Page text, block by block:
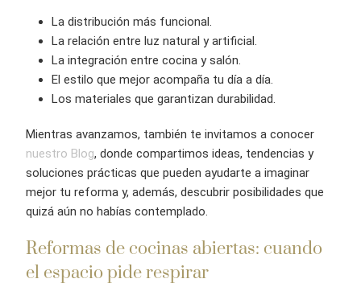
La distribución más funcional.
La relación entre luz natural y artificial.
La integración entre cocina y salón.
El estilo que mejor acompaña tu día a día.
Los materiales que garantizan durabilidad.
Mientras avanzamos, también te invitamos a conocer
nuestro Blog, donde compartimos ideas, tendencias y
soluciones prácticas que pueden ayudarte a imaginar
mejor tu reforma y, además, descubrir posibilidades que
quizá aún no habías contemplado.
Reformas de cocinas abiertas: cuando
el espacio pide respirar